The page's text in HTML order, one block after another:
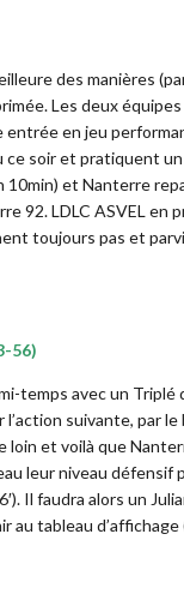
des manières
Les deux
entrée en jeu
ce soir et pratiquent
10min) et Nanterre
92. LDLC ASVEL en
toujours pas et
56)
temps avec un Triplé
suivante, par le
et voilà que
leur niveau
Il faudra alors un
tableau d’affichage